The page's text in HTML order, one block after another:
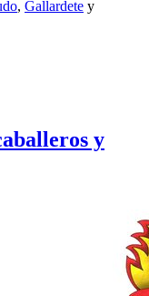
, Gallardete y
y